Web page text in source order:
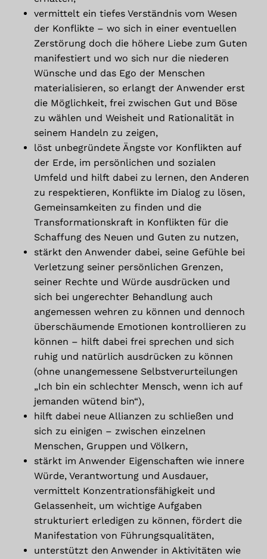
vermittelt ein tiefes Verständnis vom Wesen
der Konflikte – wo sich in einer eventuellen
Zerstörung doch die höhere Liebe zum Guten
manifestiert und wo sich nur die niederen
Wünsche und das Ego der Menschen
materialisieren, so erlangt der Anwender erst
die Möglichkeit, frei zwischen Gut und Böse
zu wählen und Weisheit und Rationalität in
seinem Handeln zu zeigen,
löst unbegründete Ängste vor Konflikten auf
der Erde, im persönlichen und sozialen
Umfeld und hilft dabei zu lernen, den Anderen
zu respektieren, Konflikte im Dialog zu lösen,
Gemeinsamkeiten zu finden und die
Transformationskraft in Konflikten für die
Schaffung des Neuen und Guten zu nutzen,
stärkt den Anwender dabei, seine Gefühle bei
Verletzung seiner persönlichen Grenzen,
seiner Rechte und Würde ausdrücken und
sich bei ungerechter Behandlung auch
angemessen wehren zu können und dennoch
überschäumende Emotionen kontrollieren zu
können – hilft dabei frei sprechen und sich
ruhig und natürlich ausdrücken zu können
(ohne unangemessene Selbstverurteilungen
„Ich bin ein schlechter Mensch, wenn ich auf
jemanden wütend bin“),
hilft dabei neue Allianzen zu schließen und
sich zu einigen – zwischen einzelnen
Menschen, Gruppen und Völkern,
stärkt im Anwender Eigenschaften wie innere
Würde, Verantwortung und Ausdauer,
vermittelt Konzentrationsfähigkeit und
Gelassenheit, um wichtige Aufgaben
strukturiert erledigen zu können, fördert die
Manifestation von Führungsqualitäten,
unterstützt den Anwender in Aktivitäten wie